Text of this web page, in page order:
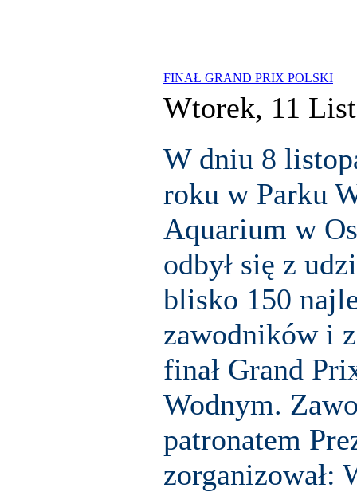
FINAŁ GRAND PRIX POLSKI
Wtorek, 11
W dniu 8
roku w Parku
Aquarium w
odbył się z
blisko 150
zawodników i
finał Grand
Wodnym.
patronatem
zorganizował: